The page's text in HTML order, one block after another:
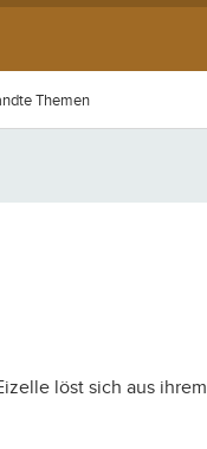
Themen
löst sich aus ihrem